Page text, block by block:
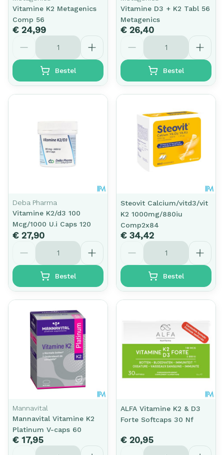
Vitamine K2 Metagenics
Comp 56
€ 24,99
Aantal
Bestel
Vitamine D3 + K2 Tabl 56
Metagenics
€ 26,40
Aantal
Bestel
Deba Pharma
Vitamine K2/d3 100
Mcg/1000 U.i Caps 120
€ 27,90
Aantal
Bestel
Steovit Calcium/vitd3/vit
K2 1000mg/880iu
Comp2x84
€ 34,42
Aantal
Bestel
Mannavital
Mannavital Vitamine K2
Platinum V-caps 60
€ 17,95
Aantal
ALFA Vitamine K2 & D3
Forte Softcaps 30 Nf
€ 20,95
Aantal